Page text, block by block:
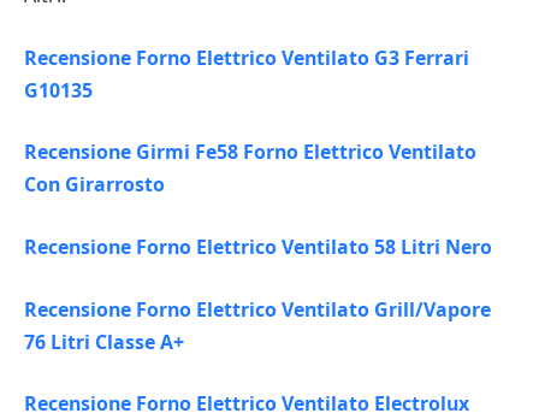
Recensione Forno Elettrico Ventilato G3 Ferrari
G10135
Recensione Girmi Fe58 Forno Elettrico Ventilato
Con Girarrosto
Recensione Forno Elettrico Ventilato 58 Litri Nero
Recensione Forno Elettrico Ventilato Grill/Vapore
76 Litri Classe A+
Recensione Forno Elettrico Ventilato Electrolux